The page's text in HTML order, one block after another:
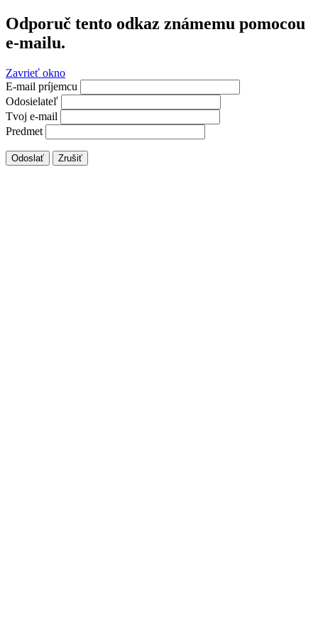
Odporuč tento odkaz známemu pomocou
e-mailu.
Zavrieť okno
E-mail príjemcu
Odosielateľ
Tvoj e-mail
Predmet
Odoslať Zrušiť